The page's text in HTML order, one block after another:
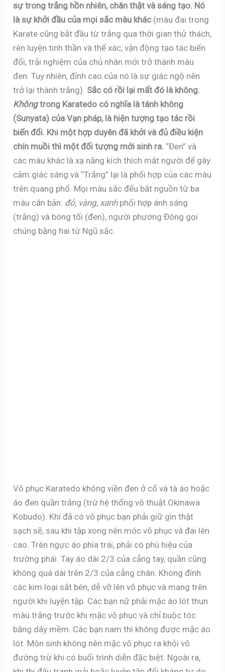
sự trong trắng hồn nhiên, chân thật và sáng tạo. Nó
là sự khởi đầu của mọi sắc màu khác (màu đai trong
Karate cũng bắt đầu từ trắng qua thời gian thử thách,
rèn luyện tinh thần và thể xác, vận động tạo tác biến
đổi, trải nghiệm của chủ nhân mới trở thành màu
đen. Tuy nhiên, đỉnh cao của nó là sự giác ngộ nên
trở lại thành trắng). Sắc có rồi lại mất đó là không.
Khôngtrong Karatedo có nghĩa là tánh không
(Sunyata) của Vạn pháp, là hiện tượng tạo tác rồi
biến đổi. Khi một hợp duyên đã khởi và đủ điều kiện
chín muồi thì một đối tượng mới sinh ra. “Đen” và
các màu khác là xạ năng kích thích mắt người để gây
cảm giác sáng và “Trắng” lại là phối hợp của các màu
trên quang phổ. Mọi màu sắc đếu bắt nguồn từ ba
màu căn bản: đỏ, vàng, xanhphối hợp ánh sáng
(trắng) và bóng tối (đen), người phương Đông gọi
chúng bằng hai từ Ngũ sắc.
Võ phục Karatedo không viền đen ở cổ và tà áo hoặc
áo đen quần trắng (trừ hệ thống võ thuật Okinawa
Kobudo). Khi đã có võ phục bạn phải giữ gìn thật
sạch sẽ, sau khi tập xong nên móc võ phục và đai lên
cao. Trên ngực áo phía trái, phải có phù hiệu của
trường phái. Tay áo dài 2/3 của cẳng tay, quần cũng
không quá dài trên 2/3 của cẳng chân. Không đính
các kim loại sắt bén, dễ vỡ lên võ phục và mang trên
người khi luyện tập. Các bạn nữ phải mặc áo lót thun
màu trắng trước khi mặc võ phục và chỉ buộc tóc
bằng dây mềm. Các bạn nam thì không được mặc áo
lót. Môn sinh không nên mặc võ phục ra khỏi võ
đường trừ khi có buổi trình diễn đặc biệt. Ngoài ra,